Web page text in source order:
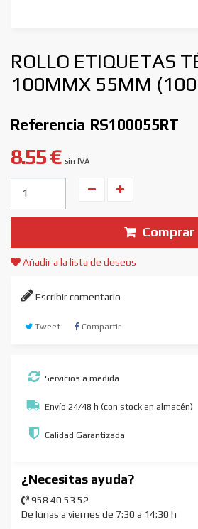
ROLLO ETIQUETAS
100MMX 55MM
Referencia RS100055RT
8.55 € sin IVA
Comprar
Añadir a la lista de deseos
Escribir comentario
Tweet Compartir
Servicios a medida
Envío 24/48 h (con stock en almacén)
Calidad Garantizada
¿Necesitas ayuda?
958 40 53 52
De lunas a viernes de 7:30 a 14:30 h